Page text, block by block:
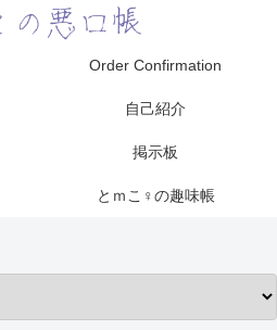
Order Confirmation
自己紹介
掲示板
とｍこ♀の趣味帳